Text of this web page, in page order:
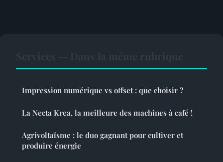
Impression numérique vs offset : que choisir ?
La Necta Krea, la meilleure des machines à café !
Agrivoltaïsme : le duo gagnant pour cultiver et
produire énergie